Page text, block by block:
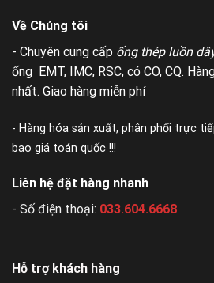
Về Chúng tôi
- Chuyên cung cấp ống thép luồn
ống EMT, IMC, RSC, có CO, CQ.
nhất. Giao hàng miễn phí
- Hàng hóa sản xuất, phân phối trực
bao giá toán quốc !!!
Liên hệ đặt hàng nhanh
- Số điện thoại: 033.604.6668
Hỗ trợ khách hàng